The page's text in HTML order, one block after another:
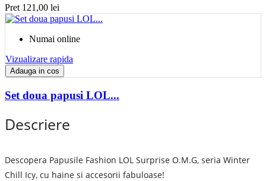
Pret 121,00 lei
Numai online
Vizualizare rapida
Adauga in cos
Set doua papusi LOL...
Descriere
Descopera Papusile Fashion LOL Surprise O.M.G, seria Winter
Chill Icy, cu haine si accesorii fabuloase!